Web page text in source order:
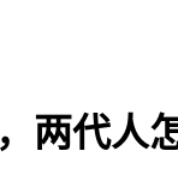
两代人